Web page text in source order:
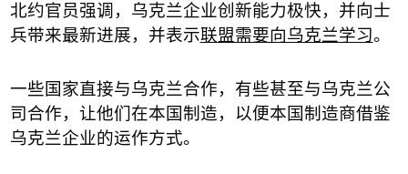
北约官员强调，乌克兰企业创新能力极快，并向士
兵带来最新进展，并表示联盟需要向乌克兰学习。
一些国家直接与乌克兰合作，有些甚至与乌克兰公
司合作，让他们在本国制造，以便本国制造商借鉴
乌克兰企业的运作方式。